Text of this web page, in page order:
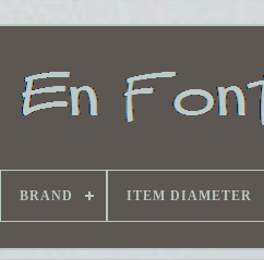
BRAND ITEM DIAMETER